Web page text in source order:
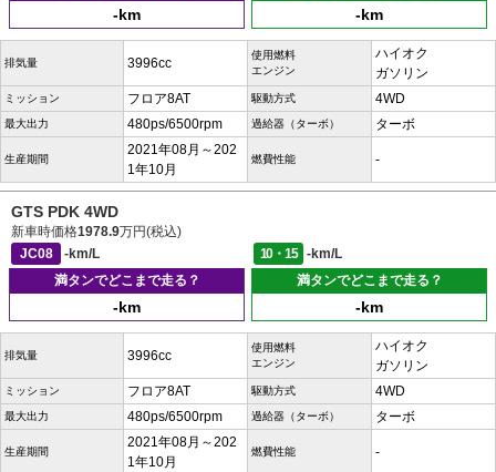
-km -km
排気量 3996cc
使用燃料
エンジン
ハイオク
ガソリン
ミッション フロア8AT 駆動方式 4WD
最大出力 480ps/6500rpm 過給器（ターボ） ターボ
生産期間
2021年08月～202
1年10月
燃費性能 -
GTS PDK 4WD
新車時価格1978.9万円(税込)
JC08
-km/L 10・15
-km/L
満タンでどこまで走る？
-km
満タンでどこまで走る？
-km
排気量 3996cc
使用燃料
エンジン
ハイオク
ガソリン
ミッション フロア8AT 駆動方式 4WD
最大出力 480ps/6500rpm 過給器（ターボ） ターボ
生産期間
2021年08月～202
1年10月
燃費性能 -